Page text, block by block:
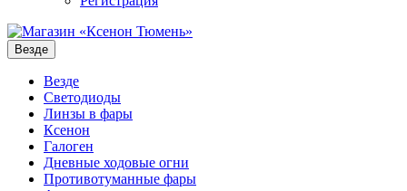
Везде
Везде
Светодиоды
Линзы в фары
Ксенон
Галоген
Дневные ходовые огни
Противотуманные фары